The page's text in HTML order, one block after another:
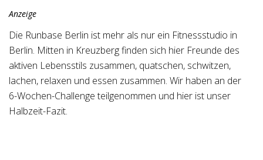
Anzeige
Die Runbase Berlin ist mehr als nur ein Fitnessstudio in
Berlin. Mitten in Kreuzberg finden sich hier Freunde des
aktiven Lebensstils zusammen, quatschen, schwitzen,
lachen, relaxen und essen zusammen. Wir haben an der
6-Wochen-Challenge teilgenommen und hier ist unser
Halbzeit-Fazit.